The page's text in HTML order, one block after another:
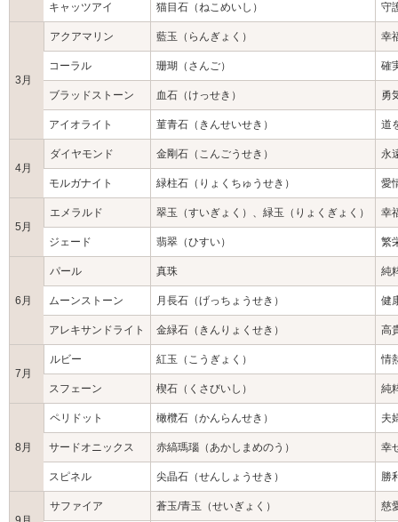
キャッツアイ 猫目石（ねこめいし） 守
3月
アクアマリン 藍玉（らんぎょく） 幸
コーラル 珊瑚（さんご） 確
ブラッドストーン 血石（けっせき） 勇
アイオライト 菫青石（きんせいせき） 道
4月
ダイヤモンド 金剛石（こんごうせき） 永
モルガナイト 緑柱石（りょくちゅうせき） 愛
5月
エメラルド 翠玉（すいぎょく）、緑玉（りょくぎょく） 幸
ジェード 翡翠（ひすい） 繁
6月
パール 真珠 純
ムーンストーン 月長石（げっちょうせき） 健
アレキサンドライト 金緑石（きんりょくせき） 高
7月
ルビー 紅玉（こうぎょく） 情
スフェーン 楔石（くさびいし） 純
8月
ペリドット 橄欖石（かんらんせき） 夫
サードオニックス 赤縞瑪瑙（あかしまめのう） 幸
スピネル 尖晶石（せんしょうせき） 勝
サファイア 蒼玉/青玉（せいぎょく） 慈